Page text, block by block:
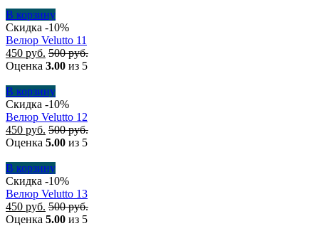
В корзину
Скидка -10%
Велюр Velutto 11
450 руб. 500руб.
Оценка 3.00 из 5
В корзину
Скидка -10%
Велюр Velutto 12
450 руб. 500руб.
Оценка 5.00 из 5
В корзину
Скидка -10%
Велюр Velutto 13
450 руб. 500руб.
Оценка 5.00 из 5